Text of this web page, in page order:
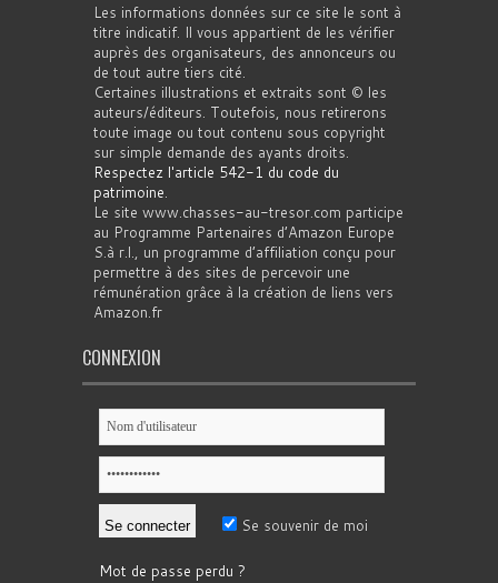
Les informations données sur ce site le sont à
titre indicatif. Il vous appartient de les vérifier
auprès des organisateurs, des annonceurs ou
de tout autre tiers cité.
Certaines illustrations et extraits sont © les
auteurs/éditeurs. Toutefois, nous retirerons
toute image ou tout contenu sous copyright
sur simple demande des ayants droits.
Respectez l'article 542-1 du code du
patrimoine.
Le site www.chasses-au-tresor.com participe
au Programme Partenaires d’Amazon Europe
S.à r.l., un programme d’affiliation conçu pour
permettre à des sites de percevoir une
rémunération grâce à la création de liens vers
Amazon.fr
CONNEXION
Se souvenir de moi
Mot de passe perdu ?